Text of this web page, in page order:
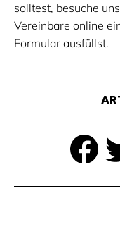
solltest, besuche
Vereinbare online
Formular ausfüllst.